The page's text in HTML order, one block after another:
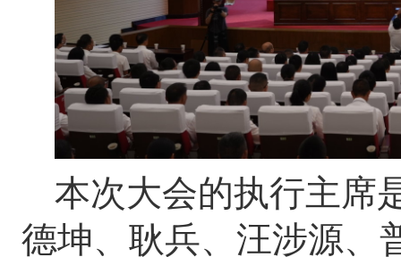
本次大会的执行主席
德坤、耿兵、汪涉源、